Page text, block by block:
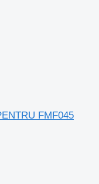
FMF045